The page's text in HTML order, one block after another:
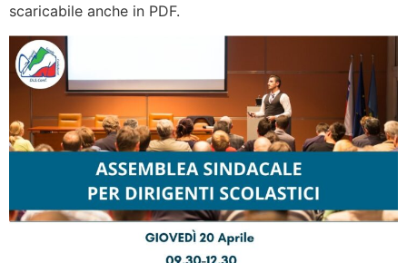
scaricabile anche in PDF.